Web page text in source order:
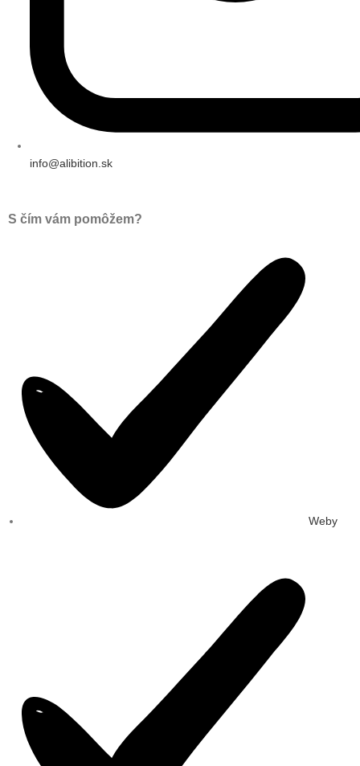
info@alibition.sk
S čím vám pomôžem?
Weby